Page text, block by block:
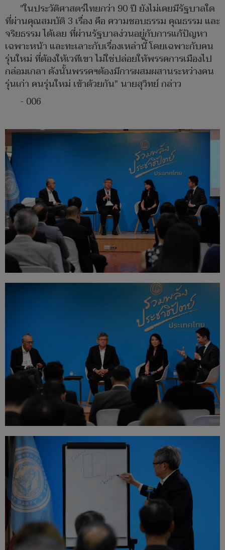
"ในประวัติศาสตร์ไทยกว่า 90 ปี ยังไม่เคยมีรัฐบาลใด
ที่ผ่านคุณสมบัติ 3 เรื่อง คือ ความชอบธรรม คุณธรรม และ
จริยธรรม ได้เลย ที่ผ่านรัฐบาลง่วนอยู่กับการแก้ปัญหา
เฉพาะหน้า และทะเลาะกับเรื่องเหล่านี้ โดยเฉพาะกับคน
รุ่นใหม่ ที่ต้องให้เวทีเขา ไม่ใช่ปล่อยให้พรรคการเมืองไป
กล่อมเกลา ดังนั้นพรรคฯต้องมีการผสมผสานระหว่างคน
รุ่นเก่า คนรุ่นใหม่ เข้าด้วยกัน" นายสุวิทย์ กล่าว
- 006